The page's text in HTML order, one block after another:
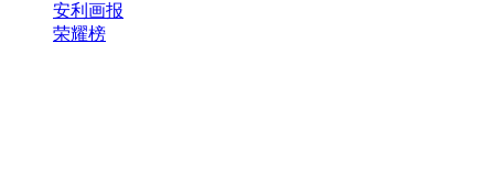
安利画报
荣耀榜